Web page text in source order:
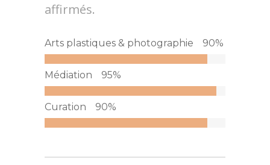
affirmés.
Arts plastiques & photographie 90%
Médiation 95%
Curation 90%